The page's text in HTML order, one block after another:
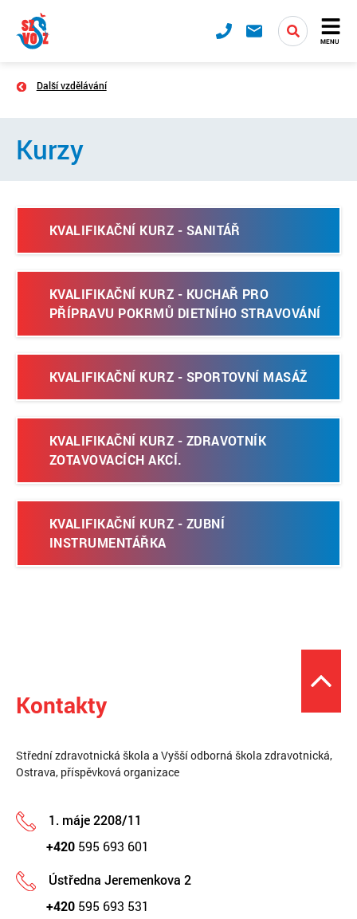
MENU
Další vzdělávání
Kurzy
KVALIFIKAČNÍ KURZ - SANITÁŘ
KVALIFIKAČNÍ KURZ - KUCHAŘ PRO
PŘÍPRAVU POKRMŮ DIETNÍHO STRAVOVÁNÍ
KVALIFIKAČNÍ KURZ - SPORTOVNÍ MASÁŽ
KVALIFIKAČNÍ KURZ - ZDRAVOTNÍK
ZOTAVOVACÍCH AKCÍ.
KVALIFIKAČNÍ KURZ - ZUBNÍ
INSTRUMENTÁŘKA
Kontakty
Střední zdravotnická škola a Vyšší odborná škola zdravotnická,
Ostrava, příspěvková organizace
1. máje 2208/11
+420 595 693 601
Ústředna Jeremenkova 2
+420 595 693 531